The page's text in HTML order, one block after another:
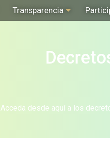
Transparencia
Acceda desde aquí a los